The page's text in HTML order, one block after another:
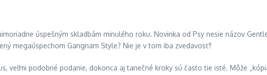
úspešným skladbám minulého roku. Novinka od Psy nesie názov
megaúspechom Gangnam Style? Nie je v tom iba zvedavosť?
veľmi podobné podanie, dokonca aj tanečné kroky sú často tie isté. Môže